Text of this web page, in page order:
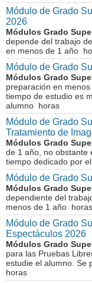
Módulo de Grado
2026
Módulos Grado
depende del trabajo
en menos de 1 año
Módulo de Grado
Módulos Grado
preparación en
tiempo de estudio es
alumno horas
Módulo de Grado
Tratamiento de
Módulos Grado
de 1 año, no obstante
tiempo dedicado por
Módulo de Grado
Módulos Grado
dependiente del
menos de 1 año horas
Módulo de Grado
Espectáculos 2026
Módulos Grado
para las Pruebas
estudie el alumno. Se
horas